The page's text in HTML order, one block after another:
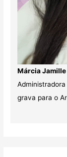
Márcia Jamille
grava para o